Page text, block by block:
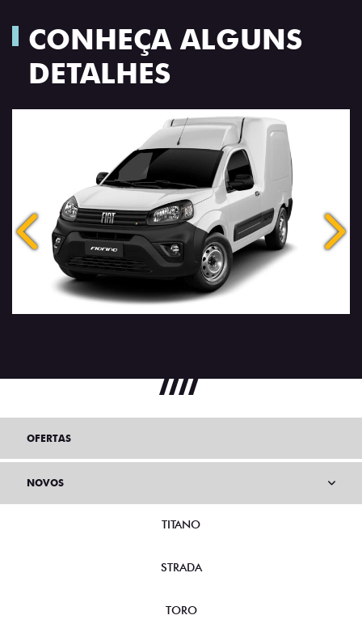
CONHEÇA ALGUNS
DETALHES
Anterior
OFERTAS
NOVOS
TITANO
STRADA
TORO